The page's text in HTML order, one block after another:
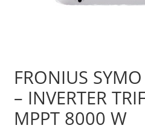
FRONIUS
– INVERTER
MPPT 8000 W